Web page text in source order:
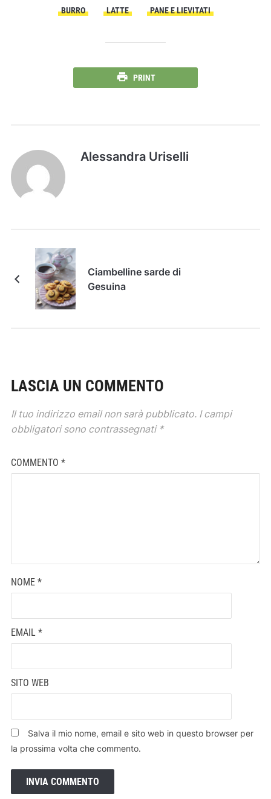
BURRO LATTE PANE E LIEVITATI
PRINT
Alessandra Uriselli
Ciambelline sarde di
Gesuina
LASCIA UN COMMENTO
Il tuo indirizzo email non sarà pubblicato. I campi
obbligatori sono contrassegnati *
COMMENTO *
NOME *
EMAIL *
SITO WEB
Salva il mio nome, email e sito web in questo browser per
la prossima volta che commento.